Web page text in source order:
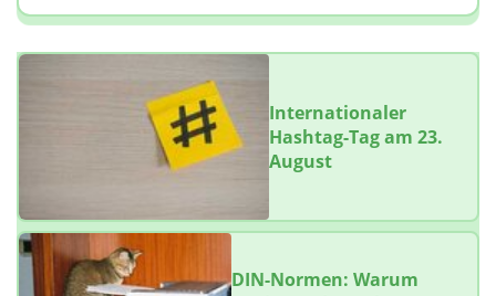
Internationaler
Hashtag-Tag am 23.
August
DIN-Normen: Warum